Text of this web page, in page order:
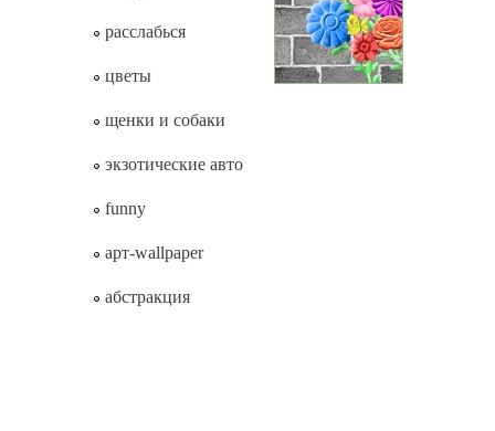
расслабься
цветы
щенки и собаки
экзотические авто
funny
арт-wallpaper
абстракция